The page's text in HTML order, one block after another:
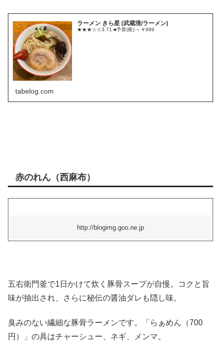
ラーメン きら星 (武蔵境/ラーメン)
★★★☆☆3.71 ■予算(夜):～￥999
tabelog.com
赤のれん（西麻布）
http://blogimg.goo.ne.jp
五右衛門釜で1日かけて炊く豚骨スープが自慢。コクと旨
味が抽出され、さらに秘伝の醤油ダレも隠し味。
臭みのない繊細な豚骨ラーメンです。「らぁめん（700
円）」の具はチャーシュー、ネギ、メンマ。